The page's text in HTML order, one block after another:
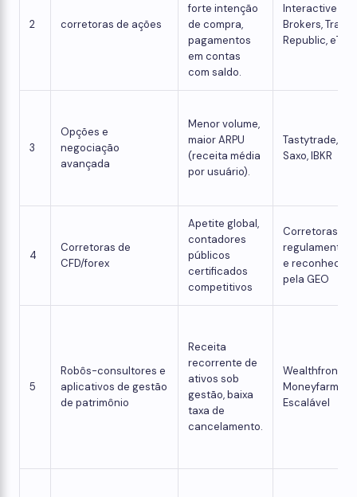
2 corretoras de ações
forte intenção
de compra,
pagamentos
em contas
com saldo.
Interactive
Brokers, Trade
Republic, eToro
3
Opções e
negociação
avançada
Menor volume,
maior ARPU
(receita média
por usuário).
Tastytrade,
Saxo, IBKR
4
Corretoras de
CFD/forex
Apetite global,
contadores
públicos
certificados
competitivos
Corretoras
e
pela GEO
5
Robôs-consultores e
aplicativos de gestão
de patrimônio
Receita
recorrente de
ativos sob
gestão, baixa
taxa de
cancelamento.
Wealthfront,
Moneyfarm,
Escalável